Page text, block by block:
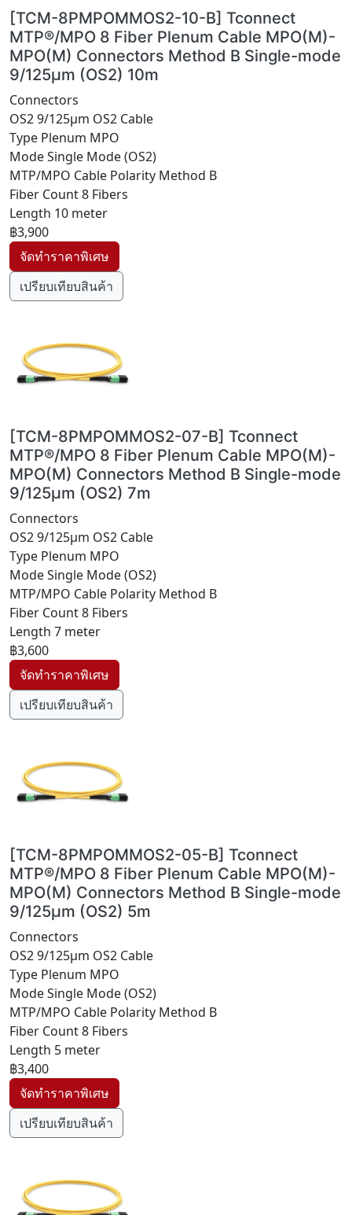
[TCM-8PMPOMMOS2-10-B] Tconnect
MTP®/MPO 8 Fiber Plenum Cable MPO(M)-
MPO(M) Connectors Method B Single-mode
9/125μm (OS2) 10m
Connectors
OS2 9/125μm OS2 Cable
Type Plenum MPO
Mode Single Mode (OS2)
MTP/MPO Cable Polarity Method B
Fiber Count 8 Fibers
Length 10 meter
฿3,900
เปรียบเทียบสินค้า
[TCM-8PMPOMMOS2-07-B] Tconnect
MTP®/MPO 8 Fiber Plenum Cable MPO(M)-
MPO(M) Connectors Method B Single-mode
9/125μm (OS2) 7m
Connectors
OS2 9/125μm OS2 Cable
Type Plenum MPO
Mode Single Mode (OS2)
MTP/MPO Cable Polarity Method B
Fiber Count 8 Fibers
Length 7 meter
฿3,600
เปรียบเทียบสินค้า
[TCM-8PMPOMMOS2-05-B] Tconnect
MTP®/MPO 8 Fiber Plenum Cable MPO(M)-
MPO(M) Connectors Method B Single-mode
9/125μm (OS2) 5m
Connectors
OS2 9/125μm OS2 Cable
Type Plenum MPO
Mode Single Mode (OS2)
MTP/MPO Cable Polarity Method B
Fiber Count 8 Fibers
Length 5 meter
฿3,400
เปรียบเทียบสินค้า